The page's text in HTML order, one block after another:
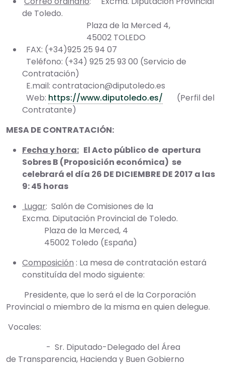
de Toledo.
Plaza de la Merced 4,
45002 TOLEDO
FAX: (+34)925 25 94 07
Teléfono: (+34) 925 25 93 00 (Servicio de
Contratación)
E.mail: contratacion@diputoledo.es
Web: https://www.diputoledo.es/ (Perfil del
Contratante)
MESA DE CONTRATACIÓN:
Fecha y hora: El Acto público de apertura
Sobres B (Proposición económica) se
celebrará el día 26 DE DICIEMBRE DE 2017 a las
9: 45 horas
Lugar: Salón de Comisiones de la
Excma. Diputación Provincial de Toledo.
Plaza de la Merced, 4
45002 Toledo (España)
Composición : La mesa de contratación estará
constituída del modo siguiente:
Presidente, que lo será el de la Corporación
Provincial o miembro de la misma en quien delegue.
Vocales:
- Sr. Diputado-Delegado del Área
de Transparencia, Hacienda y Buen Gobierno